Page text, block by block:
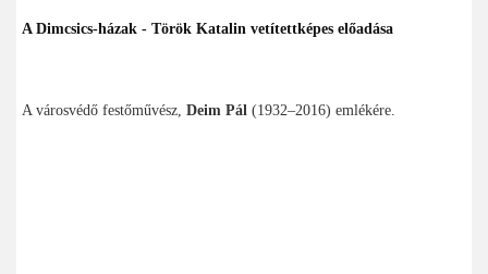
A Dimcsics-házak - Török Katalin vetítettképes előadása
A városvédő festőművész, Deim Pál (1932–2016) emlékére.